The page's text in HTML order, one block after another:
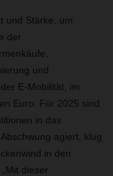
und Stärke, um
der
und
E-Mobilität, im
Euro. Für 2025 sind
in das
agiert, klug
in den
dieser